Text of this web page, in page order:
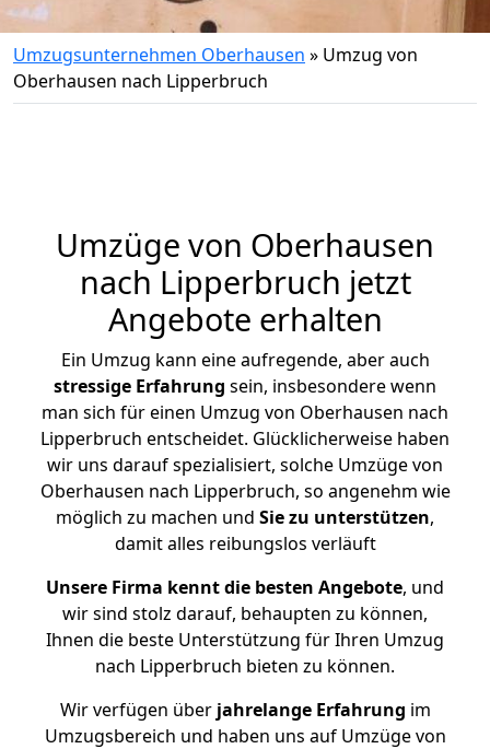
Umzugsunternehmen Oberhausen » Umzug von
Oberhausen nach Lipperbruch
Umzüge von Oberhausen
nach Lipperbruch jetzt
Angebote erhalten
Ein Umzug kann eine aufregende, aber auch
stressige Erfahrung sein, insbesondere wenn
man sich für einen Umzug von Oberhausen nach
Lipperbruch entscheidet. Glücklicherweise haben
wir uns darauf spezialisiert, solche Umzüge von
Oberhausen nach Lipperbruch, so angenehm wie
möglich zu machen und Sie zu unterstützen,
damit alles reibungslos verläuft
Unsere Firma kennt die besten Angebote, und
wir sind stolz darauf, behaupten zu können,
Ihnen die beste Unterstützung für Ihren Umzug
nach Lipperbruch bieten zu können.
Wir verfügen überjahrelange Erfahrung im
Umzugsbereich und haben uns auf Umzüge von